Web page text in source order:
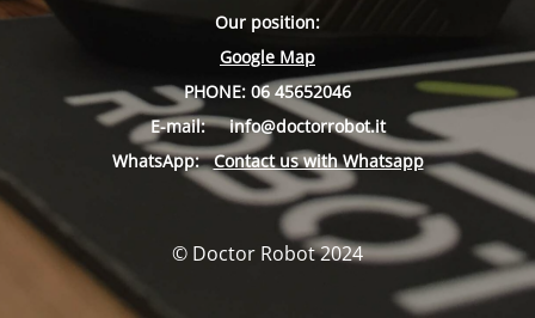
Our position:
Google Map
PHONE: 06 45652046
E-mail:
info@doctorrobot.it
WhatsApp: Contact us with Whatsapp
© Doctor Robot 2024